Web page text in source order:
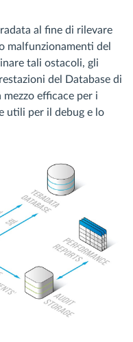
al fine di rilevare
malfunzionamenti del
tali ostacoli, gli
del Database di
efficace per i
utili per il debug e lo